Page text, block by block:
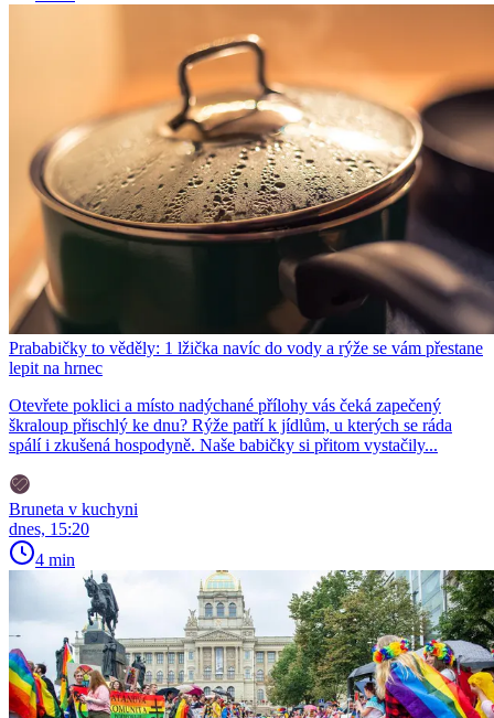
Prababičky to věděly: 1 lžička navíc do vody a rýže se vám přestane
lepit na hrnec
Otevřete poklici a místo nadýchané přílohy vás čeká zapečený
škraloup přischlý ke dnu? Rýže patří k jídlům, u kterých se ráda
spálí i zkušená hospodyně. Naše babičky si přitom vystačily...
Bruneta v kuchyni
dnes, 15:20
4 min